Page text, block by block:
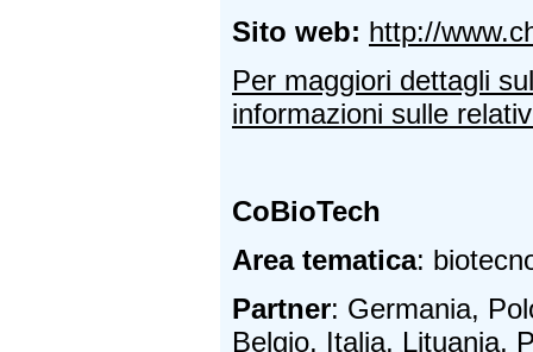
Sito web: http://
Per maggiori dettagli
informazioni sulle
CoBioTech
Area tematica:
Partner: Germania,
Belgio, Italia, Lituania,